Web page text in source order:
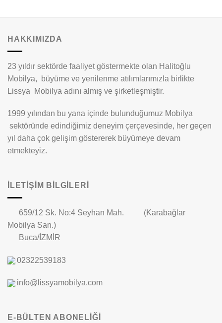
HAKKIMIZDA
23 yıldır sektörde faaliyet göstermekte olan Halitoğlu
Mobilya, büyüme ve yenilenme atılımlarımızla birlikte
Lissya Mobilya adını almış ve şirketleşmiştir.
1999 yılından bu yana içinde bulunduğumuz Mobilya
sektöründe edindiğimiz deneyim çerçevesinde, her geçen
yıl daha çok gelişim göstererek büyümeye devam
etmekteyiz.
İLETIŞIM BILGILERI
659/12 Sk. No:4 Seyhan Mah. (Karabağlar
Mobilya San.)
Buca/İZMİR
02322539183
info@lissyamobilya.com
E-BÜLTEN ABONELİĞİ